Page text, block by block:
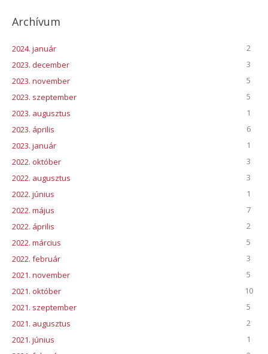
Archívum
2024. január
2
2023. december
3
2023. november
5
2023. szeptember
5
2023. augusztus
1
2023. április
6
2023. január
1
2022. október
3
2022. augusztus
3
2022. június
1
2022. május
7
2022. április
2
2022. március
5
2022. február
3
2021. november
5
2021. október
10
2021. szeptember
5
2021. augusztus
2
2021. június
1